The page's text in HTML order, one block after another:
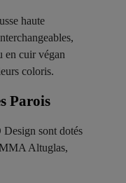
haute
en cuir végan
coloris.
Parois
sont dotés
Altuglas,